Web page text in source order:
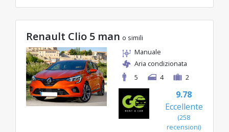
Renault Clio 5 man o simili
Manuale
Aria condizionata
5
4 2
9.78
Eccellente
(258
recensioni)